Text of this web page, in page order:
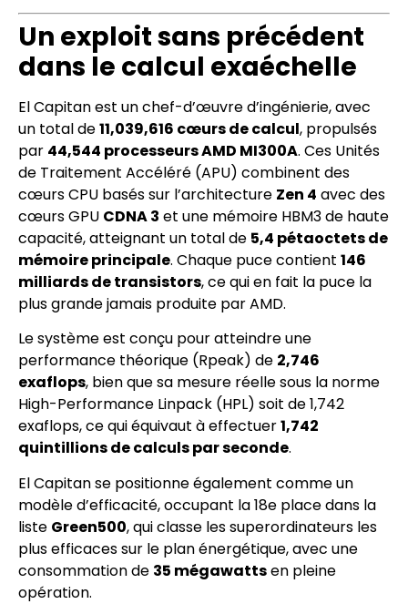
Un exploit sans précédent
dans le calcul exaéchelle
El Capitan est un chef-d’œuvre d’ingénierie, avec
un total de11,039,616 cœurs de calcul, propulsés
par 44,544 processeurs AMD MI300A. Ces Unités
de Traitement Accéléré (APU) combinent des
cœurs CPU basés sur l’architecture Zen 4 avec des
cœurs GPU CDNA 3 et une mémoire HBM3 de haute
capacité, atteignant un total de 5,4 pétaoctets de
mémoire principale. Chaque puce contient 146
milliards de transistors, ce qui en fait la puce la
plus grande jamais produite par AMD.
Le système est conçu pour atteindre une
performance théorique (Rpeak) de 2,746
exaflops, bien que sa mesure réelle sous la norme
High-Performance Linpack (HPL) soit de 1,742
exaflops, ce qui équivaut à effectuer1,742
quintillions de calculs par seconde.
El Capitan se positionne également comme un
modèle d’efficacité, occupant la 18e place dans la
liste Green500, qui classe les superordinateurs les
plus efficaces sur le plan énergétique, avec une
consommation de 35 mégawattsen pleine
opération.